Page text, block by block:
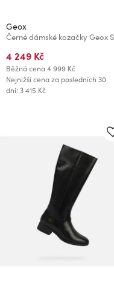
Geox
4 249 Kč
Běžná cena4 999 Kč
Nejnižší cena za posledních 30
dní: 3 415 Kč